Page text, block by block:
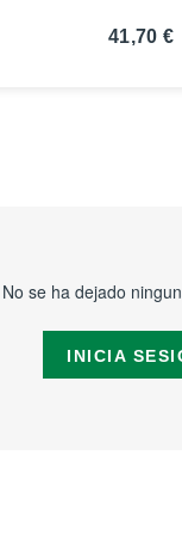
41,70 €
No se ha dejado
INICIA